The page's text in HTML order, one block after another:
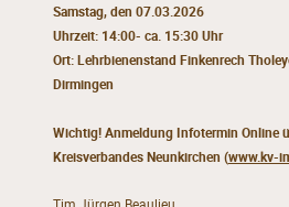
Samstag, den 07.03.2026
Uhrzeit: 14:00- ca. 15:30 Uhr
Ort: Lehrbienenstand Finkenrech
Dirmingen
Wichtig!Anmeldung Infotermin Online
Kreisverbandes Neunkirchen (www.kv-